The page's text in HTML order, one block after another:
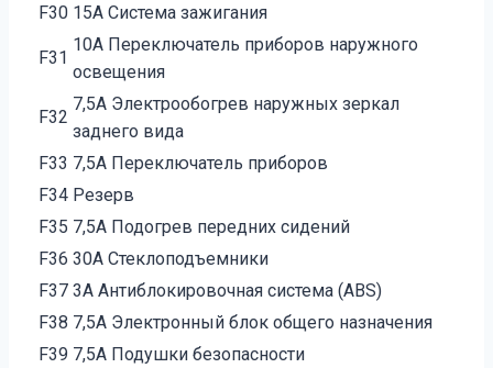
F30 15А Система зажигания
F31
10А Переключатель приборов наружного
освещения
F32
7,5А Электрообогрев наружных зеркал
заднего вида
F33 7,5А Переключатель приборов
F34 Резерв
F35 7,5А Подогрев передних сидений
F36 30А Стеклоподъемники
F37 3А Антиблокировочная система (ABS)
F38 7,5А Электронный блок общего назначения
F39 7,5А Подушки безопасности